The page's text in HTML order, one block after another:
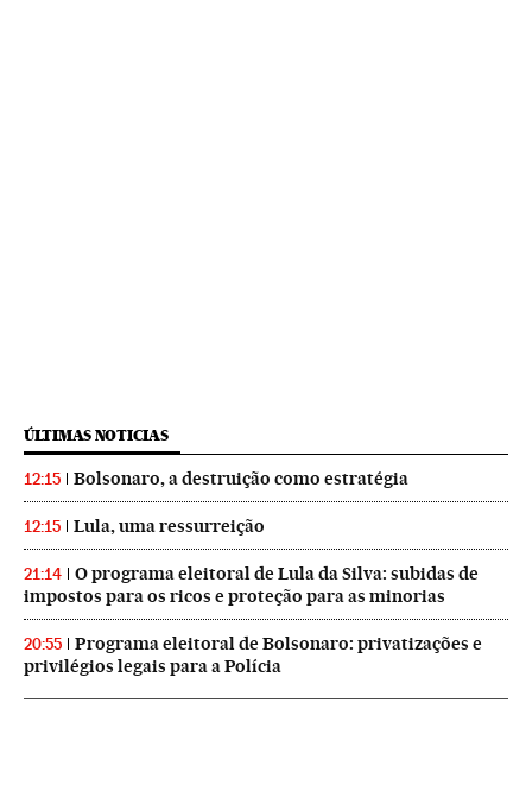
ÚLTIMAS NOTICIAS
12:15 Bolsonaro, a destruição como estratégia
12:15 Lula, uma ressurreição
21:14
O programa eleitoral de Lula da Silva: subidas de
impostos para os ricos e proteção para as minorias
20:55
Programa eleitoral de Bolsonaro: privatizações e
privilégios legais para a Polícia